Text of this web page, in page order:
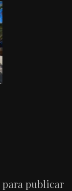
para publicar